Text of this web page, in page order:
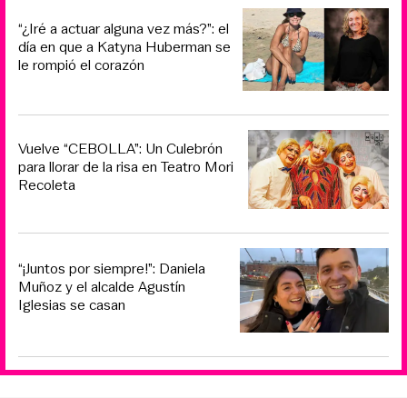
“¿Iré a actuar alguna vez más?”: el
día en que a Katyna Huberman se
le rompió el corazón
Vuelve “CEBOLLA”: Un Culebrón
para llorar de la risa en Teatro Mori
Recoleta
“¡Juntos por siempre!”: Daniela
Muñoz y el alcalde Agustín
Iglesias se casan